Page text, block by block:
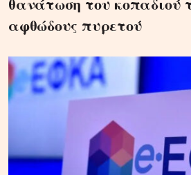
αφθώδους πυρετού